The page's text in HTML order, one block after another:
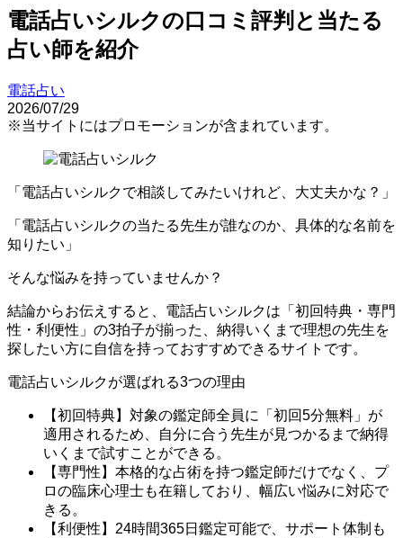
電話占いシルクの口コミ評判と当たる
占い師を紹介
電話占い
2026/07/29
※当サイトにはプロモーションが含まれています。
「電話占いシルクで相談してみたいけれど、大丈夫かな？」
「電話占いシルクの当たる先生が誰なのか、具体的な名前を
知りたい」
そんな悩みを持っていませんか？
結論からお伝えすると、電話占いシルクは「初回特典・専門
性・利便性」の3拍子が揃った、納得いくまで理想の先生を
探したい方に自信を持っておすすめできるサイトです。
電話占いシルクが選ばれる3つの理由
【初回特典】対象の鑑定師全員に「初回5分無料」が
適用されるため、自分に合う先生が見つかるまで納得
いくまで試すことができる。
【専門性】本格的な占術を持つ鑑定師だけでなく、プ
ロの臨床心理士も在籍しており、幅広い悩みに対応で
きる。
【利便性】24時間365日鑑定可能で、サポート体制も